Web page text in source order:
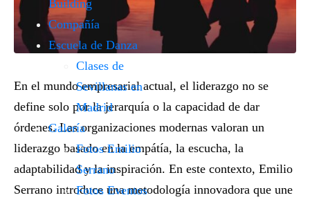
Building
Compañía
Escuela de Danza
Clases de
Sevillanas en
Madrid
Galería
Fotos Emilio
Serrano
Fotos Eventos
En el mundo empresarial actual, el liderazgo no se
define solo por la jerarquía o la capacidad de dar
órdenes. Las organizaciones modernas valoran un
liderazgo basado en la empátía, la escucha, la
adaptabilidad y la inspiración. En este contexto, Emilio
Serrano introduce una metodología innovadora que une